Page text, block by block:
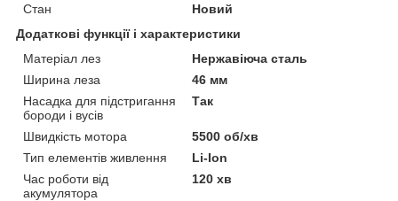
Стан
Новий
Додаткові функції і характеристики
Матеріал лез
Нержавіюча сталь
Ширина леза
46 мм
Насадка для підстригання
бороди і вусів
Так
Швидкість мотора
5500 об/хв
Тип елементів живлення
Li-Ion
Час роботи від
акумулятора
120 хв